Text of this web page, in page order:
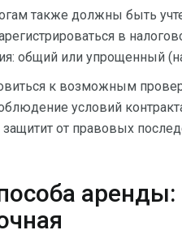
также должны быть
в
общий или упрощенный
к возможным
условий
от правовых
аренды: